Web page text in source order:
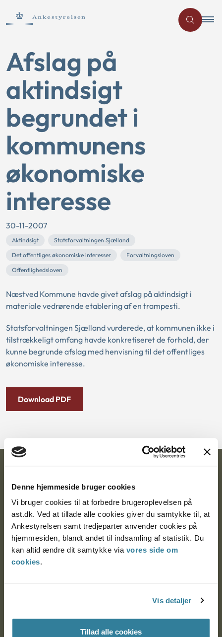
Denne hjemmeside bruger cookies
Vi bruger cookies til at forbedre brugeroplevelsen på
ast.dk. Ved at tillade alle cookies giver du samtykke til, at
Ankestyrelsen samt tredjeparter anvender cookies på
hjemmesiden, blandt andet til indsamling af statistik. Du
kan altid ændre dit samtykke via vores side om
cookies.
Vis detaljer
Tillad alle cookies
Afslag på
aktindsigt
begrundet i
kommunens
økonomiske
interesse
30-11-2007
Aktindsigt
Statsforvaltningen Sjælland
Det offentliges økonomiske interesser
Forvaltningsloven
Offentlighedsloven
Næstved Kommune havde givet afslag på aktindsigt i
materiale vedrørende etablering af en trampesti.
Statsforvaltningen Sjælland vurderede, at kommunen ikke i
tilstrækkeligt omfang havde konkretiseret de forhold, der
kunne begrunde afslag med henvisning til det offentliges
økonomiske interesse.
Download PDF
Postadresse:
Nytorv 7, 2. sal
9000 Aalborg
Ankestyrelsen Aalborg
EAN: 57 98 000 35 48 21